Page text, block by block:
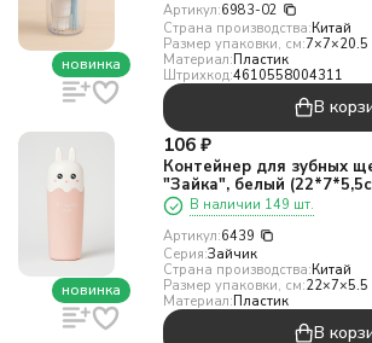
новинка
Артикул:6983-02
Страна производства:Китай
Размер упаковки, см:7×7×20.5
Материал:Пластик
Штрихкод:4610558004311
В
новинка
106 ₽
Контейнер для зубных
"Зайка", белый
В наличии 149 шт.
Артикул:6439
Серия:Зайчик
Страна производства:Китай
Размер упаковки, см:22×7×5.5
Материал:Пластик
В